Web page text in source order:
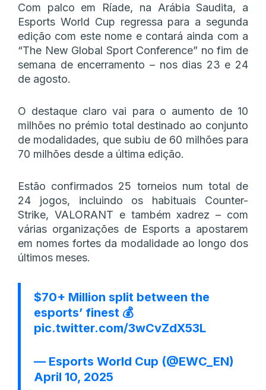
Com palco em Ríade, na Arábia Saudita, a
Esports World Cup regressa para a segunda
edição com este nome e contará ainda com a
“The New Global Sport Conference” no fim de
semana de encerramento – nos dias 23 e 24
de agosto.
O destaque claro vai para o aumento de 10
milhões no prémio total destinado ao conjunto
de modalidades, que subiu de 60 milhões para
70 milhões desde a última edição.
Estão confirmados 25 torneios num total de
24 jogos, incluindo os habituais Counter-
Strike, VALORANT e também xadrez – com
várias organizações de Esports a apostarem
em nomes fortes da modalidade ao longo dos
últimos meses.
$70+ Million split between the
esports’ finest 💰
pic.twitter.com/3wCvZdX53L
— Esports World Cup (@EWC_EN)
April 10, 2025